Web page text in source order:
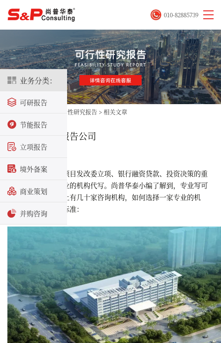
业务分类：
可研报告
节能报告
立项报告
境外备案
商业策划
并购咨询
010-82885739
可行性研究报告 > 相关文章
专业写可行性报告公司
2025-10-27
可研报告作为项目发改委立项、银行融资贷款、投资决策的重
要资料，一般由专业的机构代写。尚普华泰小编了解到， 专业写可
行性报告公司
市面上有几十家咨询机构，如何选择一家专业的机
构，可参考以下的标准：